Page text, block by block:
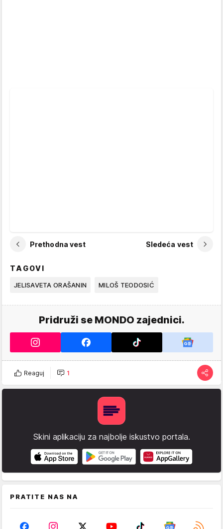
Prethodna vest Sledeća vest
TAGOVI
JELISAVETA ORAŠANIN MILOŠ TEODOSIĆ
Pridruži se MONDO zajednici.
Reaguj 1
Skini aplikaciju za najbolje iskustvo portala.
PRATITE NAS NA